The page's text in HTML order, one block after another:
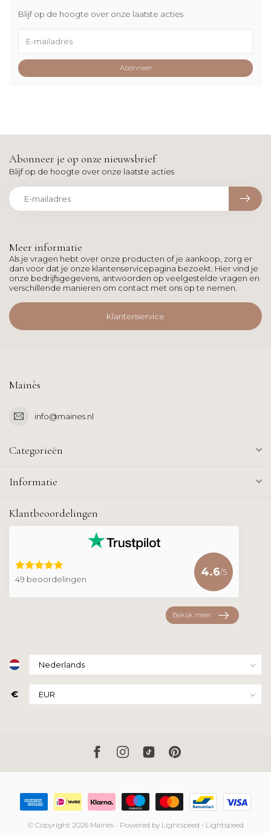
Blijf op de hoogte over onze laatste acties
Abonneer
Meer informatie
Als je vragen hebt over onze producten of je aankoop, zorg er
dan voor dat je onze klantenservicepagina bezoekt. Hier vind je
onze bedrijfsgegevens, antwoorden op veelgestelde vragen en
verschillende manieren om contact met ons op te nemen.
Klantenservice
Abonneer je op onze nieuwsbrief
Blijf op de hoogte over onze laatste acties
Mainès
info@maines.nl
Categorieën
Informatie
Klantbeoordelingen
49 beoordelingen
4.6/5
Bekijk meer
€
© Copyright 2026 Mainès - Powered by Lightspeed - Lightspeed